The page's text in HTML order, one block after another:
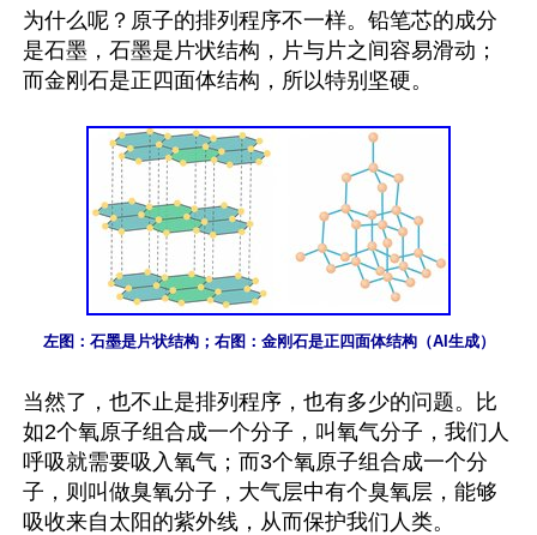
为什么呢？原子的排列程序不一样。铅笔芯的成分
是石墨，石墨是片状结构，片与片之间容易滑动；
而金刚石是正四面体结构，所以特别坚硬。
左图：石墨是片状结构；右图：金刚石是正四面体结构（AI生成）
当然了，也不止是排列程序，也有多少的问题。比
如2个氧原子组合成一个分子，叫氧气分子，我们人
呼吸就需要吸入氧气；而3个氧原子组合成一个分
子，则叫做臭氧分子，大气层中有个臭氧层，能够
吸收来自太阳的紫外线，从而保护我们人类。